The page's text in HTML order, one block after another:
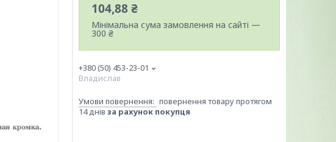
104,88 ₴
Мінімальна сума замовлення на сайті —
300 ₴
+380 (50) 453-23-01
Владислав
повернення товару протягом
14 днів за рахунок покупця